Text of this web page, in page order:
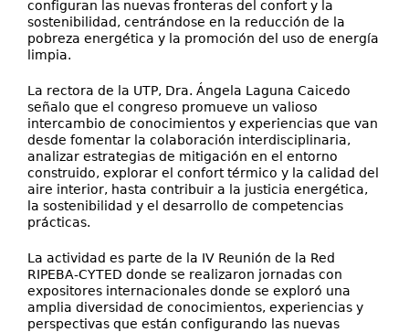
configuran las nuevas fronteras del confort y la
sostenibilidad, centrándose en la reducción de la
pobreza energética y la promoción del uso de energía
limpia.
La rectora de la UTP, Dra. Ángela Laguna Caicedo
señalo que el congreso promueve un valioso
intercambio de conocimientos y experiencias que van
desde fomentar la colaboración interdisciplinaria,
analizar estrategias de mitigación en el entorno
construido, explorar el confort térmico y la calidad del
aire interior, hasta contribuir a la justicia energética,
la sostenibilidad y el desarrollo de competencias
prácticas.
La actividad es parte de la IV Reunión de la Red
RIPEBA-CYTED donde se realizaron jornadas con
expositores internacionales donde se exploró una
amplia diversidad de conocimientos, experiencias y
perspectivas que están configurando las nuevas